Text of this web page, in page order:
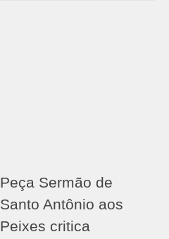
Peça Sermão de
Santo Antônio aos
Peixes critica